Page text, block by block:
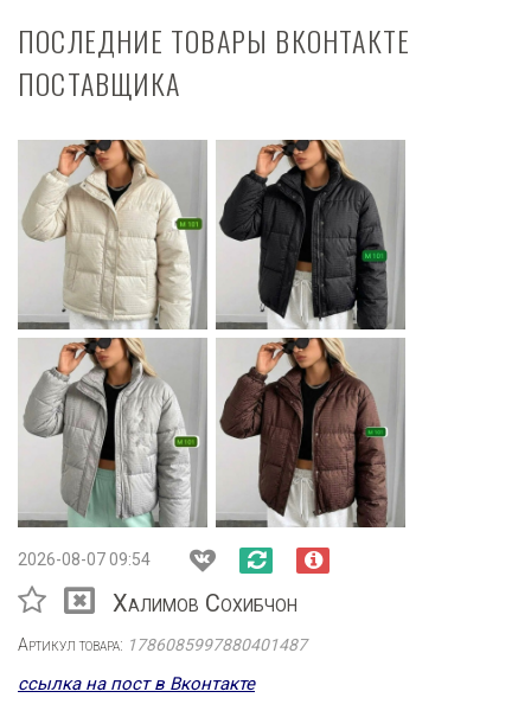
ПОСЛЕДНИЕ ТОВАРЫ ВКОНТАКТЕ
ПОСТАВЩИКА
2026-08-07 09:54
Халимов Сохибчон
Артикул товара: 1786085997880401487
ссылка на пост в Вконтакте